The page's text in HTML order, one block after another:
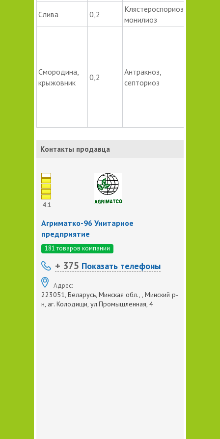
Слива
0,2
Клястероспориоз,
монилиоз
Смородина,
крыжовник
0,2
Антракноз,
септориоз
Контакты продавца
4.1
Агриматко-96 Унитарное
предприятие
181 товаров компании
+ 375 Показать телефоны
Адрес:
223051, Беларусь, Минская обл., , Минский р-
н, аг. Колодищи, ул.Промышленная, 4